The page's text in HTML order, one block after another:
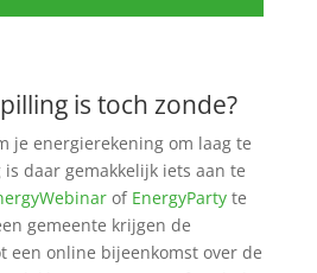
is toch zonde?
je energierekening om laag te
daar gemakkelijk iets aan te
of EnergyPartyte
gemeente krijgen de
een online bijeenkomst over de